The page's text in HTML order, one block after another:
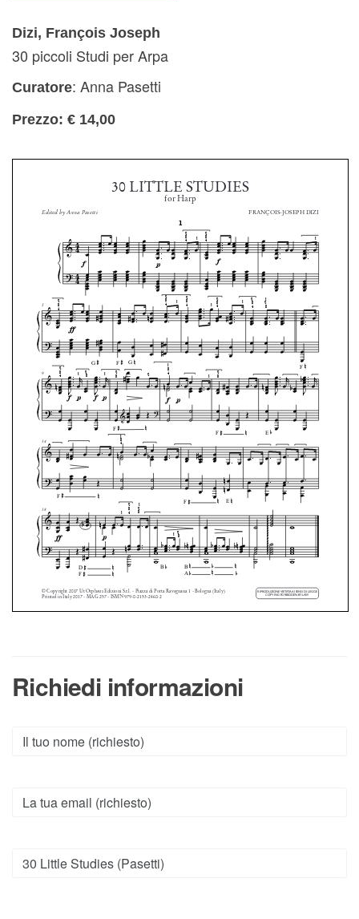
Dizi, François Joseph
30 piccoli Studi per Arpa
Curatore: Anna Pasetti
Prezzo: € 14,00
Richiedi informazioni